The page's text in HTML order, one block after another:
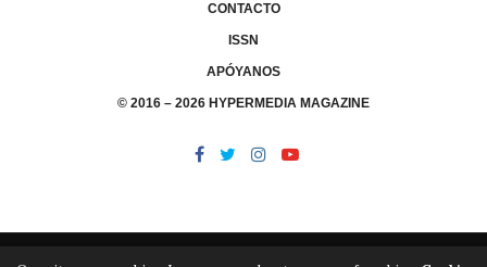
CONTACTO
ISSN
APÓYANOS
© 2016 – 2026 HYPERMEDIA MAGAZINE